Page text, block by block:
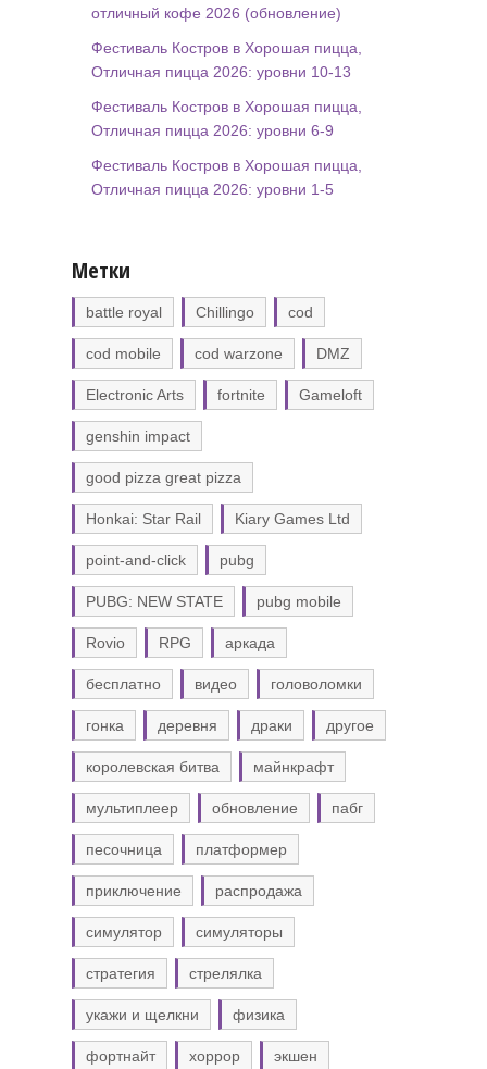
отличный кофе 2026 (обновление)
Фестиваль Костров в Хорошая пицца,
Отличная пицца 2026: уровни 10-13
Фестиваль Костров в Хорошая пицца,
Отличная пицца 2026: уровни 6-9
Фестиваль Костров в Хорошая пицца,
Отличная пицца 2026: уровни 1-5
Метки
battle royal Chillingo cod
cod mobile cod warzone DMZ
Electronic Arts fortnite Gameloft
genshin impact
good pizza great pizza
Honkai: Star Rail Kiary Games Ltd
point-and-click pubg
PUBG: NEW STATE pubg mobile
Rovio RPG аркада
бесплатно видео головоломки
гонка деревня драки другое
королевская битва майнкрафт
мультиплеер обновление пабг
песочница платформер
приключение распродажа
симулятор симуляторы
стратегия стрелялка
укажи и щелкни физика
фортнайт хоррор экшен